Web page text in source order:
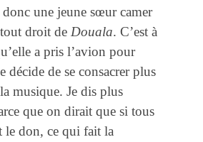
donc une jeune sœur camer
droit de Douala. C’est à
a pris l’avion pour
décide de se consacrer plus
musique. Je dis plus
que on dirait que si tous
le don, ce qui fait la